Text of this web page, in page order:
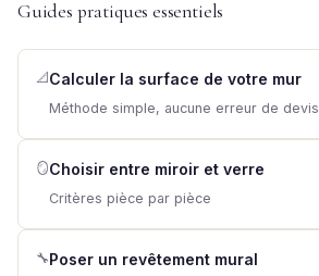
Guides pratiques essentiels
📐 Calculer la surface de votre mur
Méthode simple, aucune erreur de devis
🪞Choisir entre miroir et verre
Critères pièce par pièce
🔧Poser un revêtement mural